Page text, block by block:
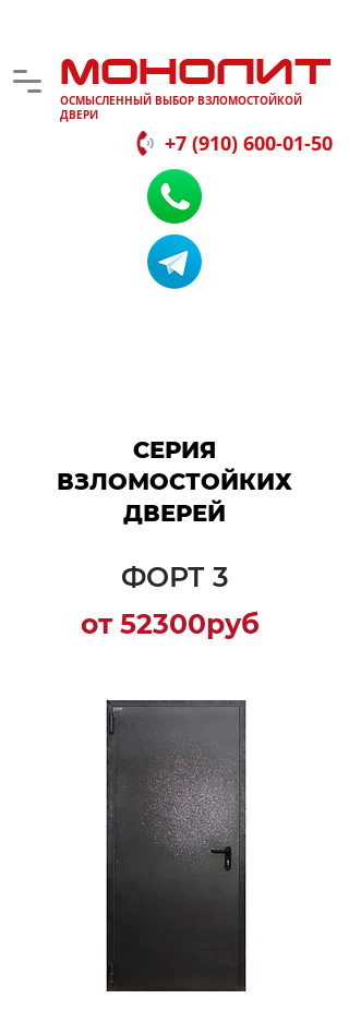
МОНОЛИТ
ОСМЫСЛЕННЫЙ ВЫБОР ВЗЛОМОСТОЙКОЙ
ДВЕРИ
+7 (910) 600-01-50
СЕРИЯ
ВЗЛОМОСТОЙКИХ
ДВЕРЕЙ
ФОРТ 3
от 52300руб